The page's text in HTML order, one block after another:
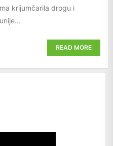
krijumčarila drogu i
READ MORE